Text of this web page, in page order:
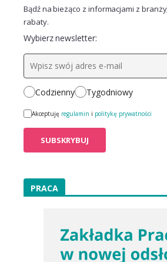
Bądź na bieżąco z informacjami z
rabaty.
Wybierz newsletter:
Codzienny Tygodniowy
Akceptuję regulamin i politykę prywatności
PRACA